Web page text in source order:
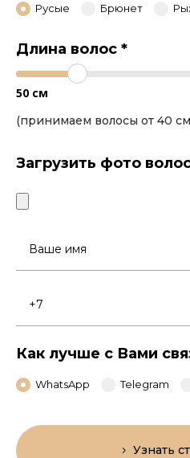
Русые Брюнет
Длина волос *
50 см
(принимаем волосы от 40
Загрузить фото
Ваше
имя
Номер
телефона
Как лучше с Вами
WhatsApp Telegram
Узнать